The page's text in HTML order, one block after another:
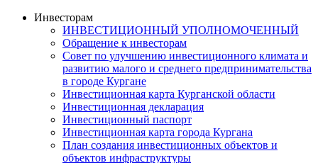
Инвесторам
ИНВЕСТИЦИОННЫЙ УПОЛНОМОЧЕННЫЙ
Обращение к инвесторам
Совет по улучшению инвестиционного климата и
развитию малого и среднего предпринимательства
в городе Кургане
Инвестиционная карта Курганской области
Инвестиционная декларация
Инвестиционный паспорт
Инвестиционная карта города Кургана
План создания инвестиционных объектов и
объектов инфраструктуры